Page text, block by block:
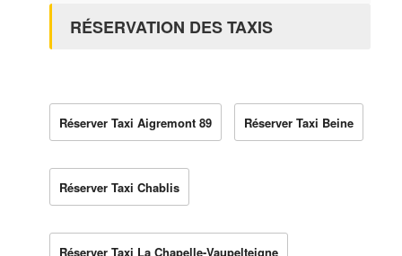
RÉSERVATION DES TAXIS
Réserver Taxi Aigremont 89 Réserver Taxi Beine
Réserver Taxi Chablis
Réserver Taxi La Chapelle-Vaupelteigne